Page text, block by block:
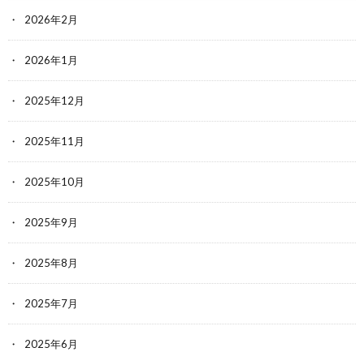
2026年2月
2026年1月
2025年12月
2025年11月
2025年10月
2025年9月
2025年8月
2025年7月
2025年6月